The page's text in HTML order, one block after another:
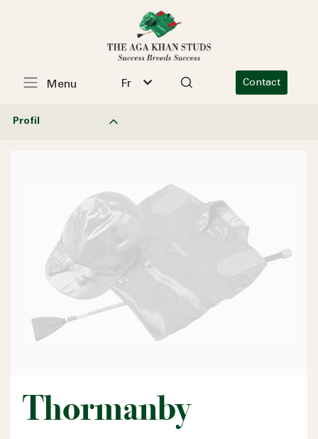
Fr Contact
Menu
Profil
Thormanby